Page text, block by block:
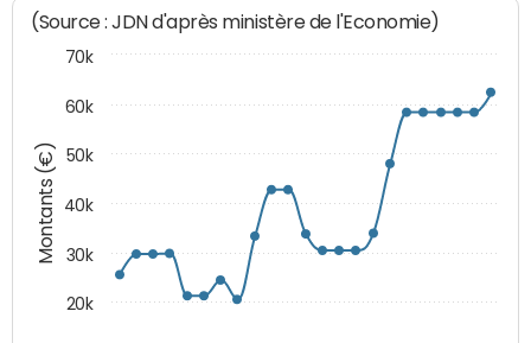
Montants (€)
(Source : JDN d'après ministère de l'Economie)
20k
30k
40k
50k
60k
70k